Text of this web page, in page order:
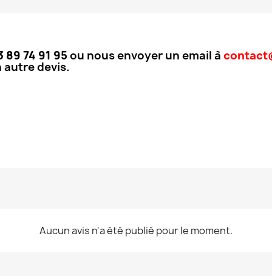
89 74 91 95 ou nous envoyer un email à
autre devis.
Aucun avis n'a été publié pour le moment.